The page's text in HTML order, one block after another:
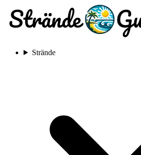
Strände